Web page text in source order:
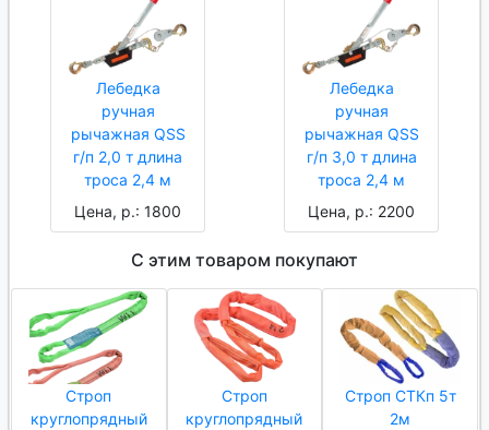
Лебедка
ручная
рычажная QSS
г/п 2,0 т длина
троса 2,4 м
Цена, р.: 1800
Лебедка
ручная
рычажная QSS
г/п 3,0 т длина
троса 2,4 м
Цена, р.: 2200
С этим товаром покупают
Строп
круглопрядный
Строп
круглопрядный
Строп СТКп 5т
2м